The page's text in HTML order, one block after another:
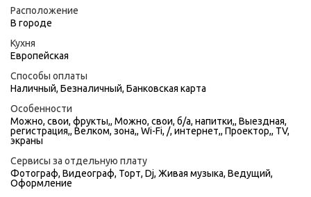
Расположение
В городе
Кухня
Европейская
Способы оплаты
Наличный, Безналичный, Банковская карта
Особенности
Можно, свои, фрукты,, Можно, свои, б/а, напитки,, Выездная,
регистрация,, Велком, зона,, Wi-Fi, /, интернет,, Проектор,, TV,
экраны
Сервисы за отдельную плату
Фотограф, Видеограф, Торт, Dj, Живая музыка, Ведущий,
Оформление